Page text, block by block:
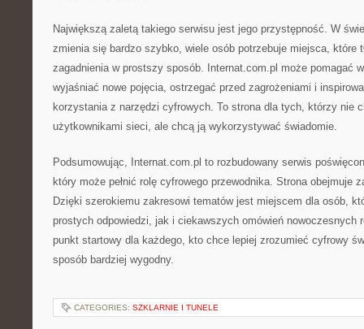
Największą zaletą takiego serwisu jest jego przystępność. W
zmienia się bardzo szybko, wiele osób potrzebuje miejsca, które
zagadnienia w prostszy sposób. Internat.com.pl może pomagać
wyjaśniać nowe pojęcia, ostrzegać przed zagrożeniami i
korzystania z narzędzi cyfrowych. To strona dla tych, którzy nie
użytkownikami sieci, ale chcą ją wykorzystywać świadomie.
Podsumowując, Internat.com.pl to rozbudowany serwis
który może pełnić rolę cyfrowego przewodnika. Strona obejmuje
Dzięki szerokiemu zakresowi tematów jest miejscem dla osób,
prostych odpowiedzi, jak i ciekawszych omówień nowoczesnych
punkt startowy dla każdego, kto chce lepiej zrozumieć cyfrowy
sposób bardziej wygodny.
CATEGORIES: SZKLARNIE I TUNELE